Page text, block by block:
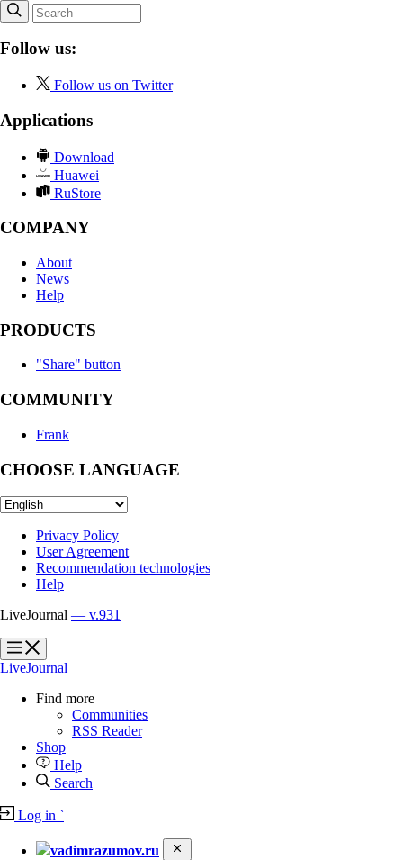
Follow us:
Follow us on Twitter
Applications
Download
Huawei
RuStore
COMPANY
About
News
Help
PRODUCTS
"Share" button
COMMUNITY
Frank
CHOOSE LANGUAGE
Privacy Policy
User Agreement
Recommendation technologies
Help
LiveJournal — v.931
?
?
LiveJournal
Find more
Communities
RSS Reader
Shop
Help
Search
Log in `
vadimrazumov.ru